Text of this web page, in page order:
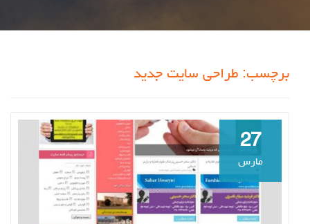
برچسب: طراحی سایت جدید
27
مارس